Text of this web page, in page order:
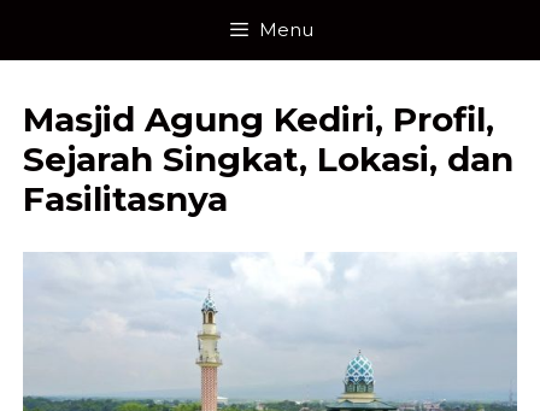
content
Menu
Masjid Agung Kediri, Profil,
Sejarah Singkat, Lokasi, dan
Fasilitasnya